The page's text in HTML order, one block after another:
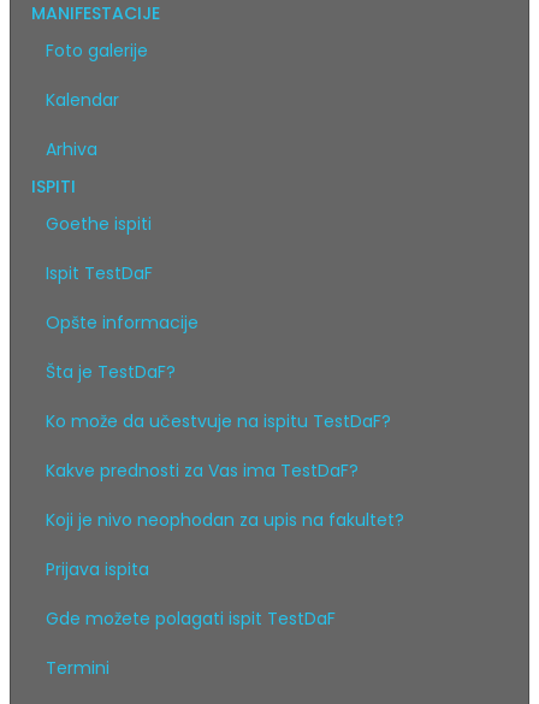
MANIFESTACIJE
Foto galerije
Kalendar
Arhiva
ISPITI
Goethe ispiti
Ispit TestDaF
Opšte informacije
Šta je TestDaF?
Ko može da učestvuje na ispitu TestDaF?
Kakve prednosti za Vas ima TestDaF?
Koji je nivo neophodan za upis na fakultet?
Prijava ispita
Gde možete polagati ispit TestDaF
Termini